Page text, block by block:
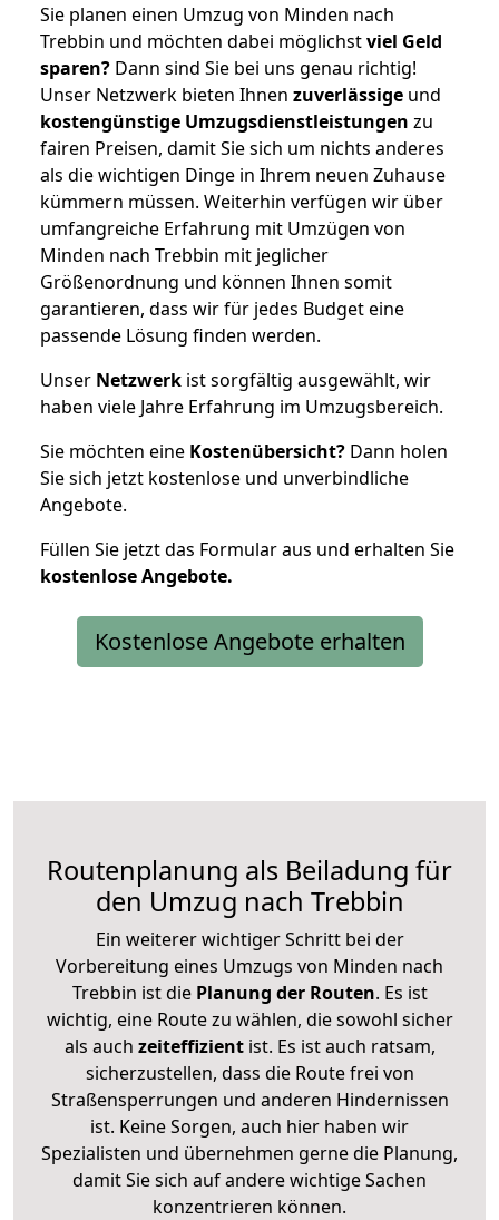
Sie planen einen Umzug von Minden nach
Trebbin und möchten dabei möglichstviel Geld
sparen? Dann sind Sie bei uns genau richtig!
Unser Netzwerk bieten Ihnen zuverlässige und
kostengünstige Umzugsdienstleistungen zu
fairen Preisen, damit Sie sich um nichts anderes
als die wichtigen Dinge in Ihrem neuen Zuhause
kümmern müssen. Weiterhin verfügen wir über
umfangreiche Erfahrung mit Umzügen von
Minden nach Trebbin mit jeglicher
Größenordnung und können Ihnen somit
garantieren, dass wir für jedes Budget eine
passende Lösung finden werden.
Unser Netzwerk ist sorgfältig ausgewählt, wir
haben viele Jahre Erfahrung im Umzugsbereich.
Sie möchten eine Kostenübersicht? Dann holen
Sie sich jetzt kostenlose und unverbindliche
Angebote.
Füllen Sie jetzt das Formular aus und erhalten Sie
kostenloseAngebote.
Kostenlose Angebote erhalten
Routenplanung als Beiladung für
den Umzug nach Trebbin
Ein weiterer wichtiger Schritt bei der
Vorbereitung eines Umzugs von Minden nach
Trebbin ist diePlanung der Routen. Es ist
wichtig, eine Route zu wählen, die sowohl sicher
als auch zeiteffizientist. Es ist auch ratsam,
sicherzustellen, dass die Route frei von
Straßensperrungen und anderen Hindernissen
ist. Keine Sorgen, auch hier haben wir
Spezialisten und übernehmen gerne die Planung,
damit Sie sich auf andere wichtige Sachen
konzentrieren können.